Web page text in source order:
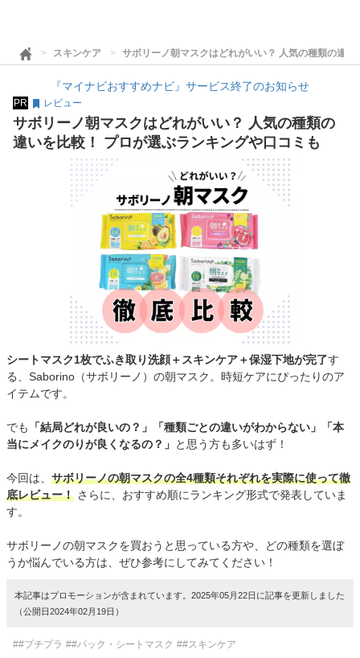
スキンケア サボリーノ朝マスクはどれがいい？ 人気の種類の違
『マイナビおすすめナビ』サービス終了のお知らせ
PR レビュー
サボリーノ朝マスクはどれがいい？ 人気の種類の
違いを比較！ プロが選ぶランキングや口コミも
シートマスク1枚でふき取り洗顔＋スキンケア＋保湿下地が完了す
る、Saborino（サボリーノ）の朝マスク。時短ケアにぴったりのア
イテムです。
でも
「結局どれが良いの？」「種類ごとの違いがわからない」「本
当にメイクのりが良くなるの？」 と思う方も多いはず！
今回は、 サボリーノの朝マスクの全4種類それぞれを実際に使って徹
底レビュー！ さらに、おすすめ順にランキング形式で発表していま
す。
サボリーノの朝マスクを買おうと思っている方や、どの種類を選ぼ
うか悩んでいる方は、ぜひ参考にしてみてください！
本記事はプロモーションが含まれています。2025年05月22日に記事を更新しました
（公開日2024年02月19日）
##プチプラ ##パック・シートマスク ##スキンケア